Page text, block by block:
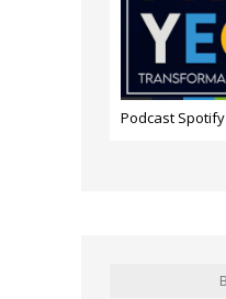
Podcast Spotify